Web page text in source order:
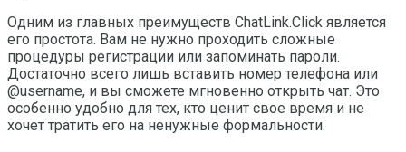
Одним из главных преимуществ ChatLink.Click является
его простота. Вам не нужно проходить сложные
процедуры регистрации или запоминать пароли.
Достаточно всего лишь вставить номер телефона или
@username, и вы сможете мгновенно открыть чат. Это
особенно удобно для тех, кто ценит свое время и не
хочет тратить его на ненужные формальности.